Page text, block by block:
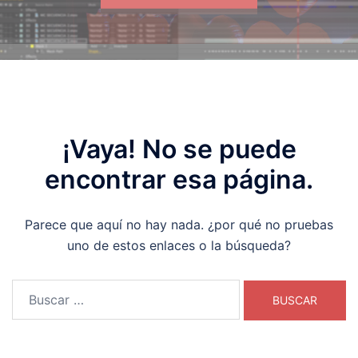
¡Vaya! No se puede
encontrar esa página.
Parece que aquí no hay nada. ¿por qué no pruebas
uno de estos enlaces o la búsqueda?